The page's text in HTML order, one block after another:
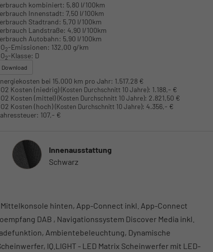
kombiniert: 5,80 l/100km
Innenstadt: 7,50 l/100km
Stadtrand: 5,70 l/100km
Landstraße: 4,90 l/100km
Autobahn: 5,90 l/100km
2-Emissionen: 132,00 g/km
2-Klasse: D
Download
bei 15.000 km pro Jahr: 1.517,28 €
Kosten (niedrig)(Kosten Durchschnitt 10 Jahre): 1.188,- €
Kosten (mittel)(Kosten Durchschnitt 10 Jahre): 2.821,50 €
Kosten (hoch)(Kosten Durchschnitt 10 Jahre): 4.356,- €
107,- €
InnenausstattungInnenausstattung
Schwarz
hinten, App-Connect inkl. App-Connect
DAB , Navigationssystem Discover Media inkl.
Ambientebeleuchtung, Dynamische
IQ.LIGHT - LED Matrix Scheinwerfer mit LED-